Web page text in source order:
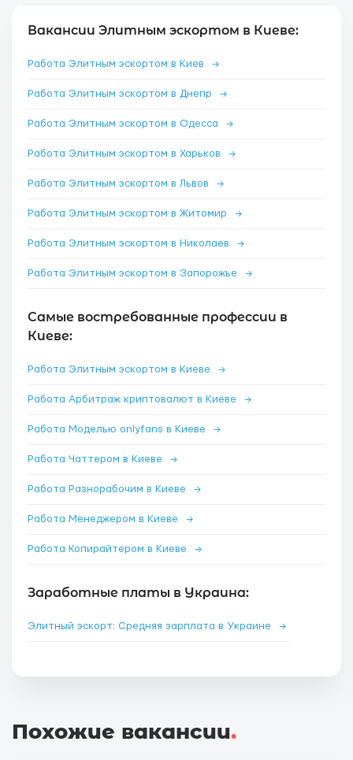
Вакансии Элитным эскортом в Киеве:
Работа Элитным эскортом в Киев →
Работа Элитным эскортом в Днепр →
Работа Элитным эскортом в Одесса →
Работа Элитным эскортом в Харьков →
Работа Элитным эскортом в Львов →
Работа Элитным эскортом в Житомир →
Работа Элитным эскортом в Николаев →
Работа Элитным эскортом в Запорожье →
Самые востребованные профессии в
Киеве:
Работа Элитным эскортом в Киеве →
Работа Арбитраж криптовалют в Киеве →
Работа Моделью onlyfans в Киеве →
Работа Чаттером в Киеве →
Работа Разнорабочим в Киеве →
Работа Менеджером в Киеве →
Работа Копирайтером в Киеве →
Заработные платы в Украина:
Элитный эскорт: Средняя зарплата в Украине →
Похожие вакансии.